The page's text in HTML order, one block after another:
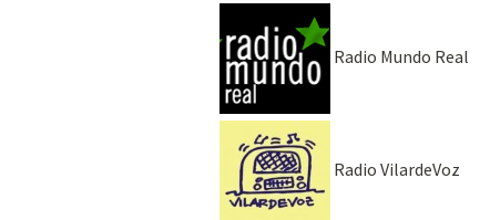
Radio Mundo Real
Radio VilardeVoz